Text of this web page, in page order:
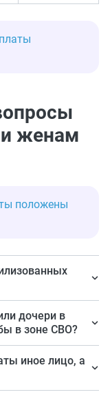
женам
положены
дочери в
в зоне СВО?
отец служит.
иное лицо, а